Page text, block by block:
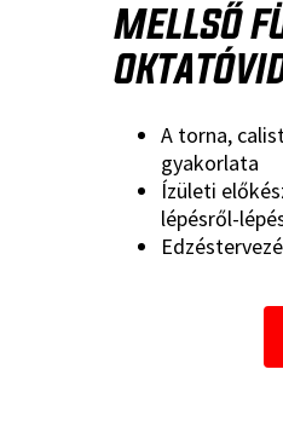
MELLSŐ
A torna,
gyakorlata
Ízületi
lépésről-